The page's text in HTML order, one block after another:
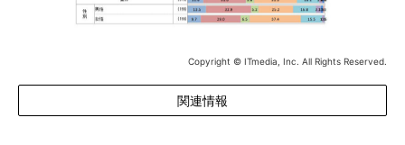
Copyright © ITmedia, Inc. All Rights Reserved.
関連情報